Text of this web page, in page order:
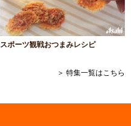
スポーツ観戦おつまみレシピ
＞ 特集一覧はこちら